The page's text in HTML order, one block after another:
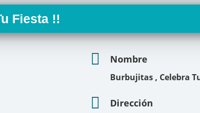
Fiesta !!
Nombre
Burbujitas , Celebra
Dirección